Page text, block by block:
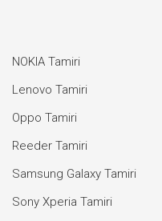
NOKIA Tamiri
Lenovo Tamiri
Oppo Tamiri
Reeder Tamiri
Samsung Galaxy Tamiri
Sony Xperia Tamiri